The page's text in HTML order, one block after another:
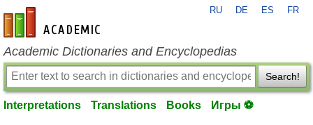
en-academic.com
RU DE ES FR
Academic Dictionaries and Encyclopedias
Search!
Interpretations Translations Books Игры ⚽